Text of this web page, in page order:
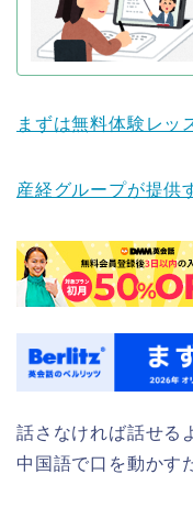
まずは無料体験レッ
産経グループが提供
話さなければ話せる
中国語で口を動かす